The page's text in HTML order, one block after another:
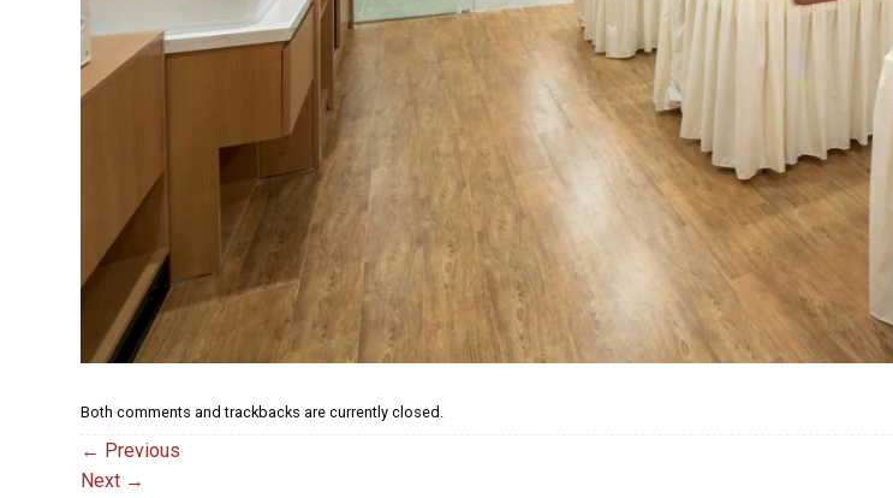
Both comments and trackbacks are currently closed.
← Previous
Next →